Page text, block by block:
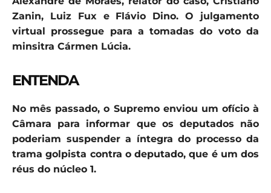
Zanin, Luiz Fux e Flávio Dino. O julgamento
virtual prossegue para a tomadas do voto da
minsitra Cármen Lúcia.
ENTENDA
No mês passado, o Supremo enviou um ofício à
Câmara para informar que os deputados não
poderiam suspender a íntegra do processo da
trama golpista contra o deputado, que é um dos
réus do núcleo 1.